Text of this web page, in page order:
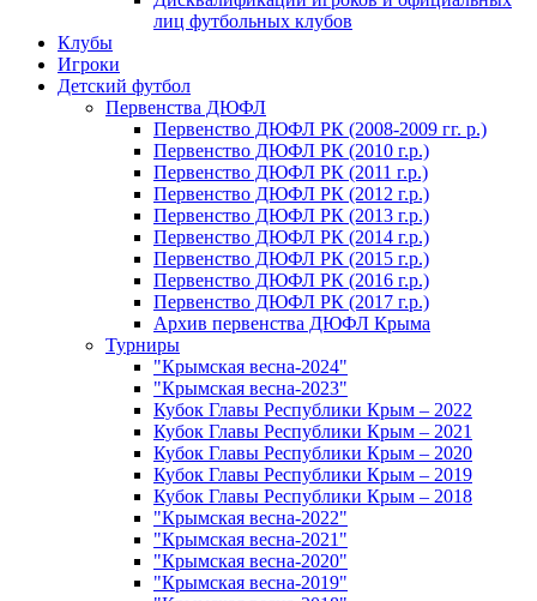
лиц футбольных клубов
Клубы
Игроки
Детский футбол
Первенства ДЮФЛ
Первенство ДЮФЛ РК (2008-2009 гг. р.)
Первенство ДЮФЛ РК (2010 г.р.)
Первенство ДЮФЛ РК (2011 г.р.)
Первенство ДЮФЛ РК (2012 г.р.)
Первенство ДЮФЛ РК (2013 г.р.)
Первенство ДЮФЛ РК (2014 г.р.)
Первенство ДЮФЛ РК (2015 г.р.)
Первенство ДЮФЛ РК (2016 г.р.)
Первенство ДЮФЛ РК (2017 г.р.)
Архив первенства ДЮФЛ Крыма
Турниры
"Крымская весна-2024"
"Крымская весна-2023"
Кубок Главы Республики Крым – 2022
Кубок Главы Республики Крым – 2021
Кубок Главы Республики Крым – 2020
Кубок Главы Республики Крым – 2019
Кубок Главы Республики Крым – 2018
"Крымская весна-2022"
"Крымская весна-2021"
"Крымская весна-2020"
"Крымская весна-2019"